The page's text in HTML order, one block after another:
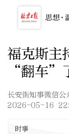
福克斯主
“翻车”
长安街知事微信公
2026-05-16
时事